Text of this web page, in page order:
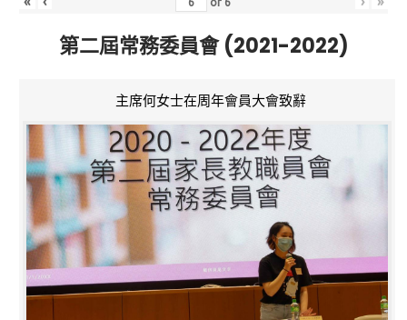
of 6
第二屆常務委員會 (2021-2022)
主席何女士在周年會員大會致辭